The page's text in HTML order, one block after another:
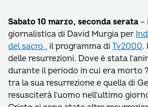
Sabato 10 marzo, seconda serata –
giornalistica di David Murgia per
del sacro , il programma di Tv2000.
delle resurrezioni. Dove è stata
durante il periodo in cui era morto ?
tra la sua resurrezione e quella di
resusciterà l’uomo nell’ultimo